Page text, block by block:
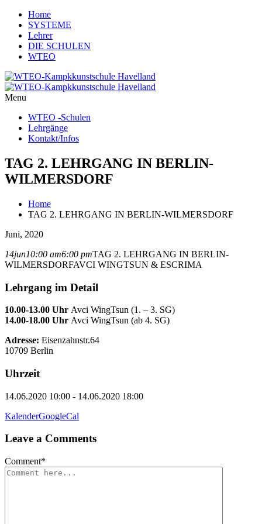
Home
SYSTEME
Lehrer
DIE SCHULEN
WTEO
Menu
WTEO -Schulen
Lehrgänge
Kontakt/Infos
TAG 2. LEHRGANG IN BERLIN-
WILMERSDORF
Home
TAG 2. LEHRGANG IN BERLIN-WILMERSDORF
Juni, 2020
14jun10:00 am6:00 pmTAG 2. LEHRGANG IN BERLIN-
WILMERSDORFAVCI WINGTSUN & ESCRIMA
Lehrgang im Detail
10.00-13.00 Uhr Avci WingTsun (1. – 3. SG)
14.00-18.00 Uhr Avci WingTsun (ab 4. SG)
Adresse: Eisenzahnstr.64
10709 Berlin
Uhrzeit
14.06.2020 10:00 - 14.06.2020 18:00
KalenderGoogleCal
Leave a Comments
Comment*